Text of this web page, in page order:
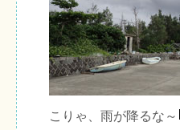
こりゃ、雨が降るな～